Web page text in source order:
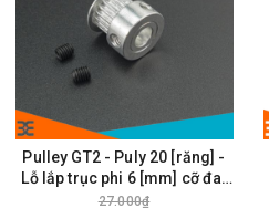
Pulley GT2 - Puly 20 [răng] -
Lỗ lắp trục phi 6 [mm] cỡ đai
rộng 6mm
27.000₫